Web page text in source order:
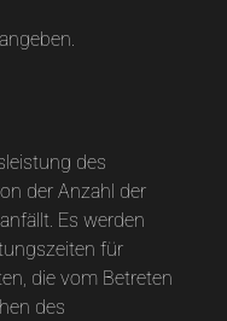
des
der Anzahl der
Es werden
für
die vom Betreten
des